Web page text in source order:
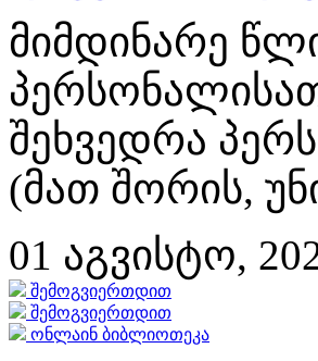
მიმდინარე
შეხვედრა
(მათ შორის,
01 აგვისტო,
შემოგვიერთდით
შემოგვიერთდით
ონლაინ ბიბლიოთეკა